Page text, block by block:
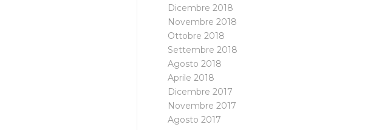
Dicembre 2018
Novembre 2018
Ottobre 2018
Settembre 2018
Agosto 2018
Aprile 2018
Dicembre 2017
Novembre 2017
Agosto 2017